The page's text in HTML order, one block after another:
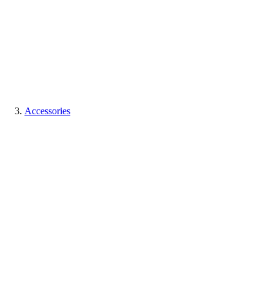
Accessories